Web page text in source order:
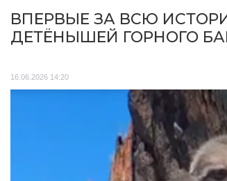
ВПЕРВЫЕ ЗА ВСЮ
ДЕТЁНЫШЕЙ ГОРНОГО
16.06.2026 14:20